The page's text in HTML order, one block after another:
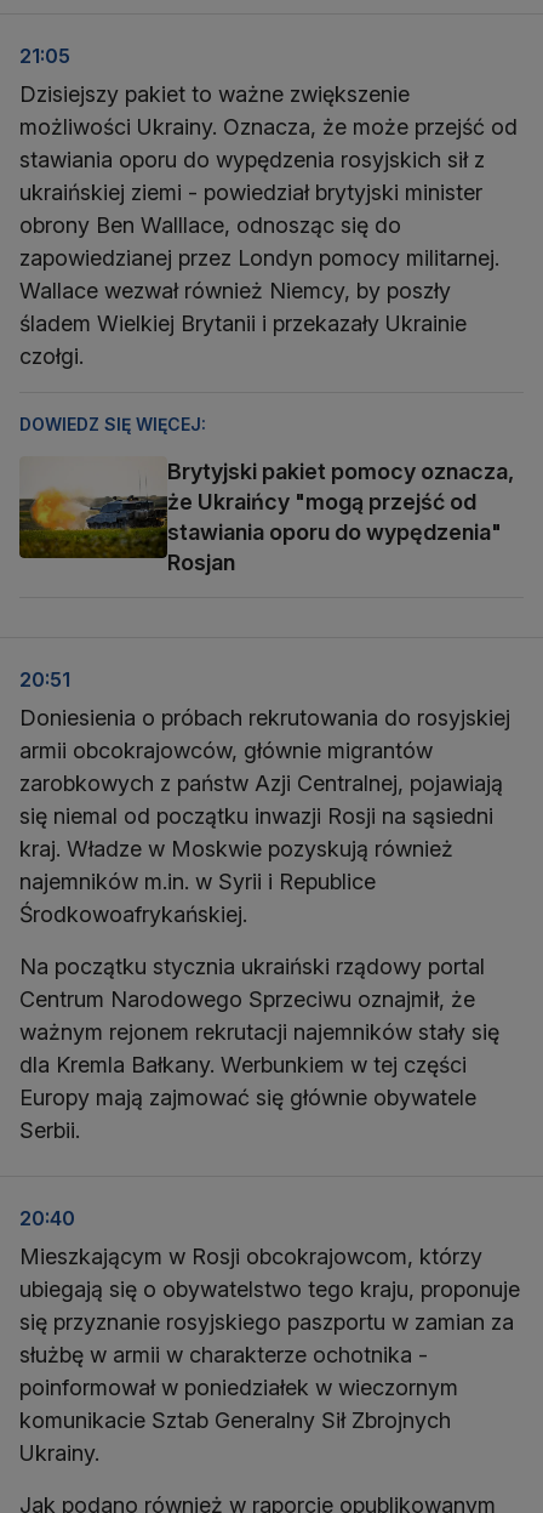
21:05
Dzisiejszy pakiet to ważne zwiększenie
możliwości Ukrainy. Oznacza, że może przejść od
stawiania oporu do wypędzenia rosyjskich sił z
ukraińskiej ziemi - powiedział brytyjski minister
obrony Ben Walllace, odnosząc się do
zapowiedzianej przez Londyn pomocy militarnej.
Wallace wezwał również Niemcy, by poszły
śladem Wielkiej Brytanii i przekazały Ukrainie
czołgi.
DOWIEDZ SIĘ WIĘCEJ:
Brytyjski pakiet pomocy oznacza,
że Ukraińcy "mogą przejść od
stawiania oporu do wypędzenia"
Rosjan
20:51
Doniesienia o próbach rekrutowania do rosyjskiej
armii obcokrajowców, głównie migrantów
zarobkowych z państw Azji Centralnej, pojawiają
się niemal od początku inwazji Rosji na sąsiedni
kraj. Władze w Moskwie pozyskują również
najemników m.in. w Syrii i Republice
Środkowoafrykańskiej.
Na początku stycznia ukraiński rządowy portal
Centrum Narodowego Sprzeciwu oznajmił, że
ważnym rejonem rekrutacji najemników stały się
dla Kremla Bałkany. Werbunkiem w tej części
Europy mają zajmować się głównie obywatele
Serbii.
20:40
Mieszkającym w Rosji obcokrajowcom, którzy
ubiegają się o obywatelstwo tego kraju, proponuje
się przyznanie rosyjskiego paszportu w zamian za
służbę w armii w charakterze ochotnika -
poinformował w poniedziałek w wieczornym
komunikacie Sztab Generalny Sił Zbrojnych
Ukrainy.
Jak podano również w raporcie opublikowanym